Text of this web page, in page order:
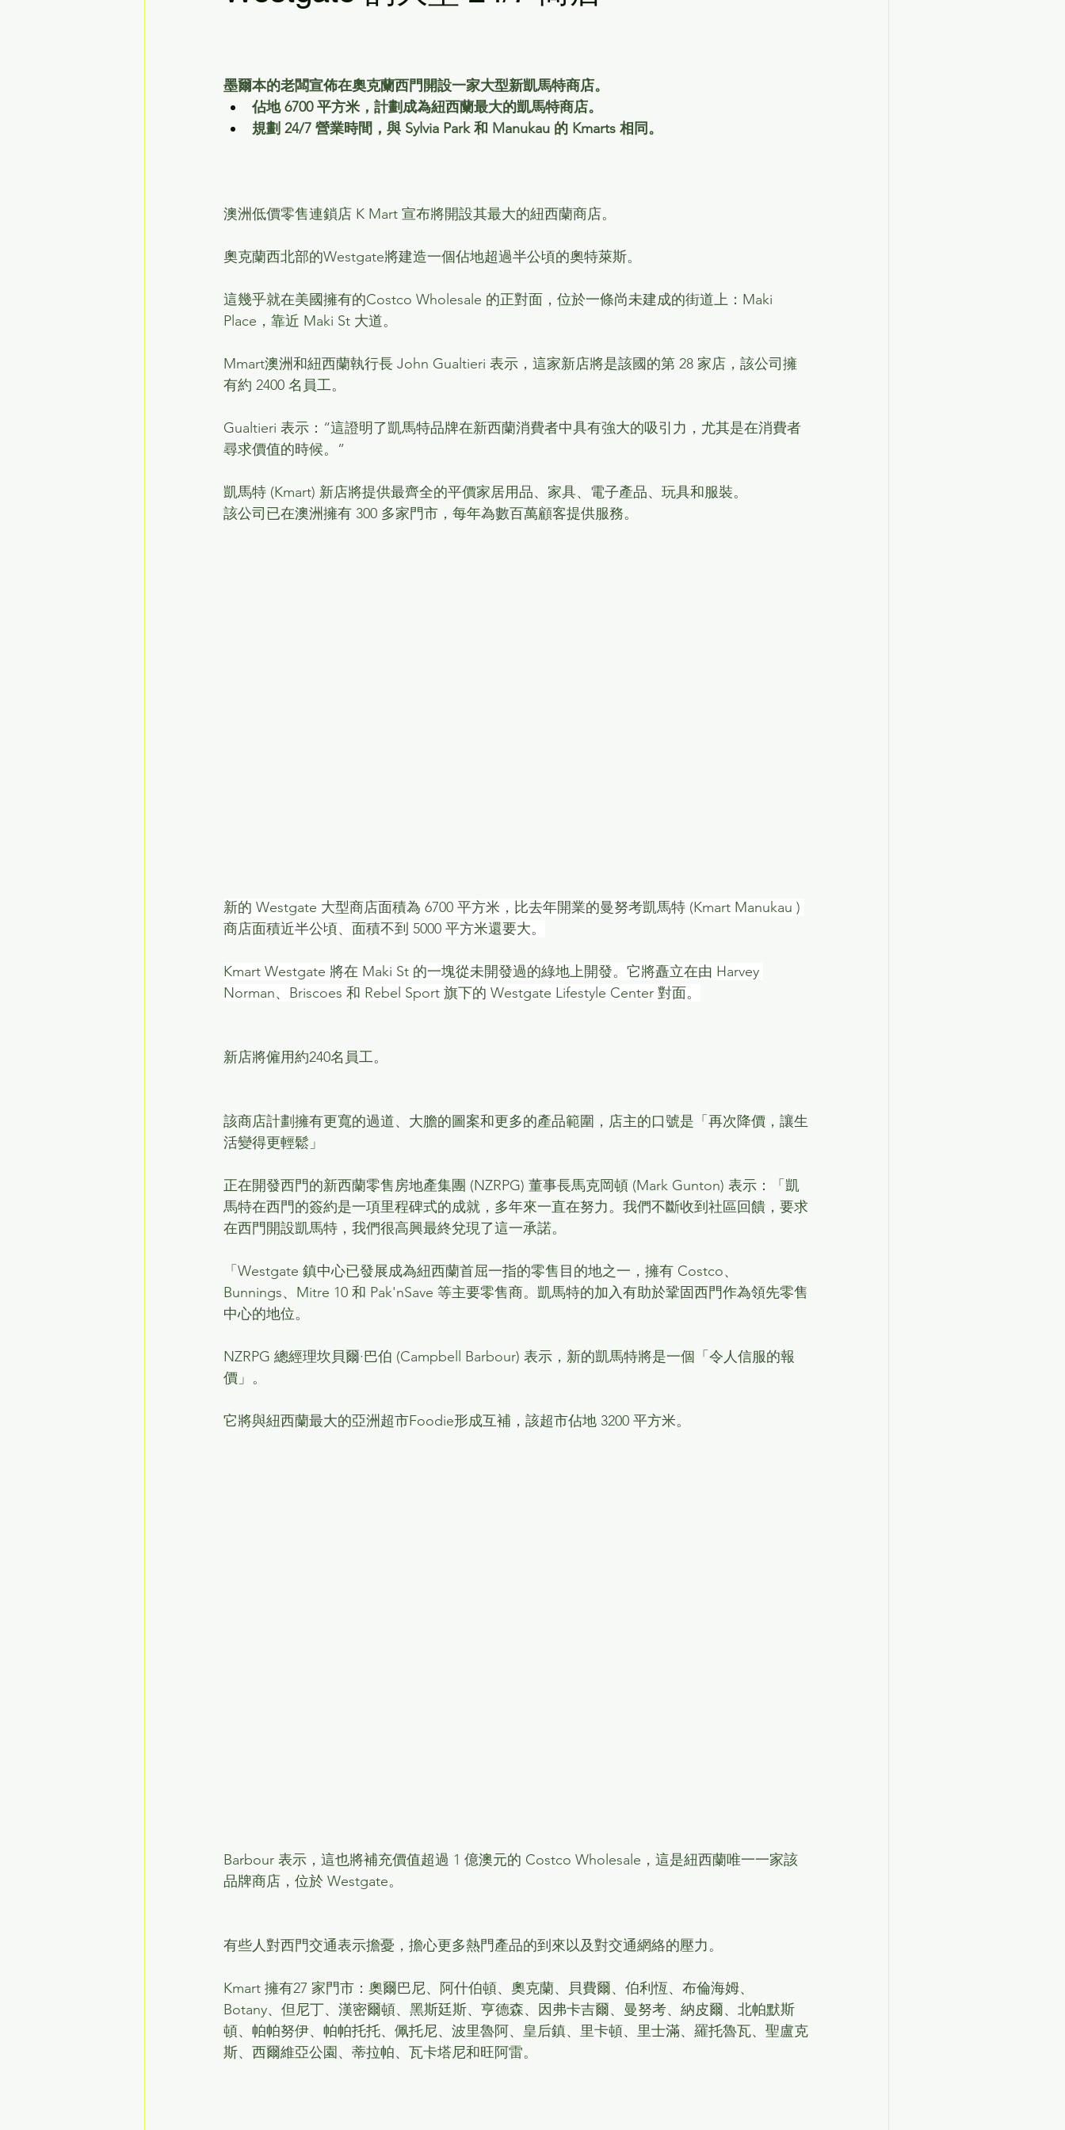
墨爾本的老闆宣佈在奧克蘭西門開設一家大型新凱馬特商店。
佔地 6700 平方米，計劃成為紐西蘭最大的凱馬特商店。
規劃 24/7 營業時間，與 Sylvia Park 和 Manukau 的 Kmarts 相同。
澳洲低價零售連鎖店 K Mart 宣布將開設其最大的紐西蘭商店。
奧克蘭西北部的Westgate將建造一個佔地超過半公頃的奧特萊斯。
這幾乎就在美國擁有的Costco Wholesale 的正對面，位於一條尚未建成的街道上：Maki
Place，靠近 Maki St 大道。
Mmart澳洲和紐西蘭執行長 John Gualtieri 表示，這家新店將是該國的第 28 家店，該公司擁
有約 2400 名員工。
Gualtieri 表示：“這證明了凱馬特品牌在新西蘭消費者中具有強大的吸引力，尤其是在消費者
尋求價值的時候。”
凱馬特 (Kmart) 新店將提供最齊全的平價家居用品、家具、電子產品、玩具和服裝。
該公司已在澳洲擁有 300 多家門市，每年為數百萬顧客提供服務。
新的 Westgate 大型商店面積為 6700 平方米，比去年開業的曼努考凱馬特 (Kmart Manukau )
商店面積近半公頃、面積不到 5000 平方米還要大。
Kmart Westgate 將在 Maki St 的一塊從未開發過的綠地上開發。它將矗立在由 Harvey
Norman、Briscoes 和 Rebel Sport 旗下的 Westgate Lifestyle Center 對面。
新店將僱用約240名員工。
該商店計劃擁有更寬的過道、大膽的圖案和更多的產品範圍，店主的口號是「再次降價，讓生
活變得更輕鬆」
正在開發西門的新西蘭零售房地產集團 (NZRPG) 董事長馬克岡頓 (Mark Gunton) 表示：「凱
馬特在西門的簽約是一項里程碑式的成就，多年來一直在努力。我們不斷收到社區回饋，要求
在西門開設凱馬特，我們很高興最終兌現了這一承諾。
「Westgate 鎮中心已發展成為紐西蘭首屈一指的零售目的地之一，擁有 Costco、
Bunnings、Mitre 10 和 Pak'nSave 等主要零售商。凱馬特的加入有助於鞏固西門作為領先零售
中心的地位。
NZRPG 總經理坎貝爾·巴伯 (Campbell Barbour) 表示，新的凱馬特將是一個「令人信服的報
價」。
它將與紐西蘭最大的亞洲超市Foodie形成互補，該超市佔地 3200 平方米。
Barbour 表示，這也將補充價值超過 1 億澳元的 Costco Wholesale，這是紐西蘭唯一一家該
品牌商店，位於 Westgate。
有些人對西門交通表示擔憂，擔心更多熱門產品的到來以及對交通網絡的壓力。
Kmart 擁有27 家門市：奧爾巴尼、阿什伯頓、奧克蘭、貝費爾、伯利恆、布倫海姆、
Botany、但尼丁、漢密爾頓、黑斯廷斯、亨德森、因弗卡吉爾、曼努考、納皮爾、北帕默斯
頓、帕帕努伊、帕帕托托、佩托尼、波里魯阿、皇后鎮、里卡頓、里士滿、羅托魯瓦、聖盧克
斯、西爾維亞公園、蒂拉帕、瓦卡塔尼和旺阿雷。